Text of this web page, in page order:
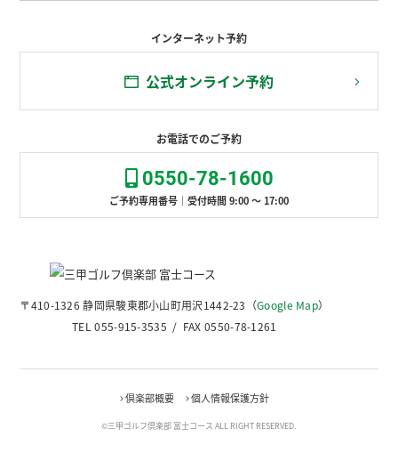
〒410-1326 静岡県駿東郡小山町用沢1442-23（Google Map）
TEL 055-915-3535 / FAX 0550-78-1261
インターネット予約
公式オンライン予約
お電話でのご予約
0550-78-1600
ご予約専用番号｜受付時間 9:00 ～ 17:00
倶楽部概要 個人情報保護方針
©三甲ゴルフ倶楽部 富士コース ALL RIGHT RESERVED.